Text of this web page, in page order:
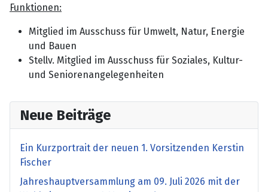
Neue Beiträge
Ein Kurzportrait der neuen 1. Vorsitzenden Kerstin
Fischer
Jahreshauptversammlung am 09. Juli 2026 mit der
Weitere Informationen
Funktionen:
Mitglied im Ausschuss für Umwelt, Natur, Energie
und Bauen
Stellv. Mitglied im Ausschuss für Soziales, Kultur-
und Seniorenangelegenheiten